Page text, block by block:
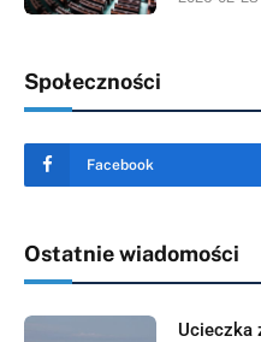
Społeczności
Facebook
Ostatnie wiadomości
Ucieczka